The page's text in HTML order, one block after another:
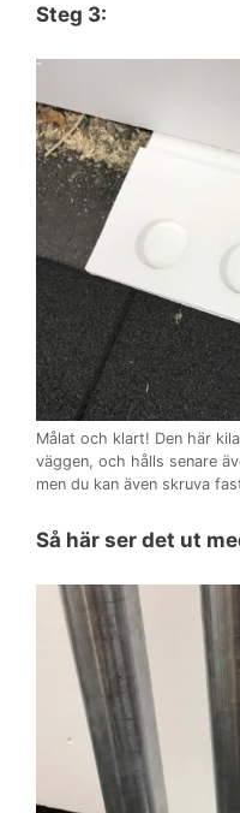
Steg 3:
Målat och klart! Den här
väggen, och hålls senare
men du kan även skruva
Så här ser det ut